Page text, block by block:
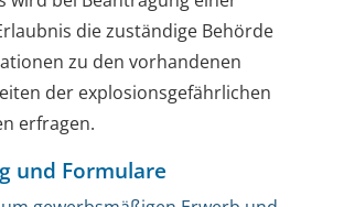
die zuständige Behörde
zu den vorhandenen
der explosionsgefährlichen
erfragen.
und Formulare